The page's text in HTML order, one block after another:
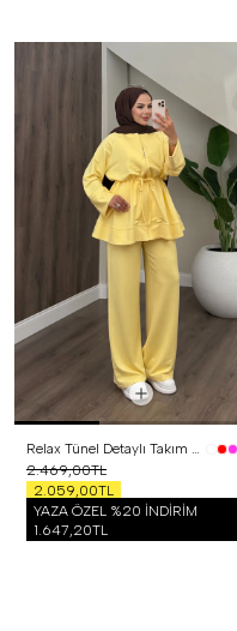
Relax Tünel Detaylı Takım Sarı
2.469,00TL
2.059,00TL
YAZA ÖZEL %20 İNDİRİM
1.647,20TL